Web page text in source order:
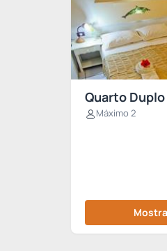
Quarto Duplo
Máximo 2